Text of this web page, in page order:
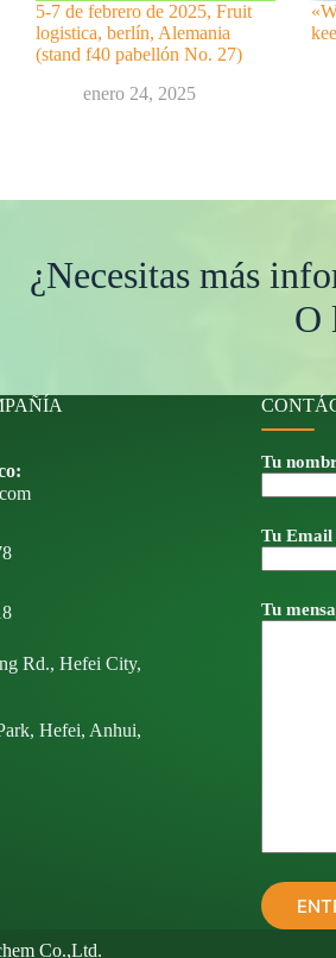
5-7 de febrero de 2025, Fruit
logistica, berlín, Alemania
(stand f40 pabellón No. 27)
enero 24, 2025
¿Necesitas más
O
Rd., Hefei City,
Hefei, Anhui,
Tu
Tu
Tu
Co.,Ltd.